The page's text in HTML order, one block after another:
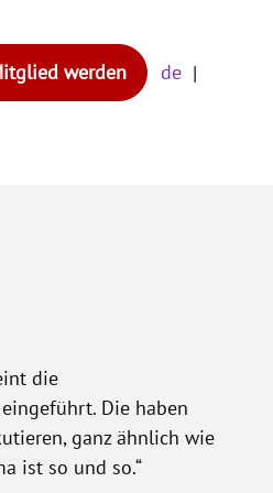
werden
de
die
Die haben
ganz ähnlich wie
ist so und so.“